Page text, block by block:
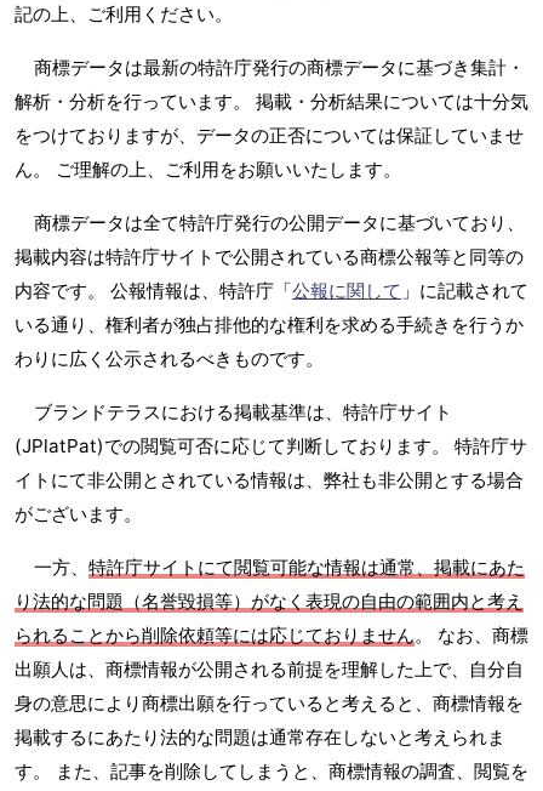
記の上、ご利用ください。
商標データは最新の特許庁発行の商標データに基づき集計・
解析・分析を行っています。 掲載・分析結果については十分気
をつけておりますが、データの正否については保証していませ
ん。 ご理解の上、ご利用をお願いいたします。
商標データは全て特許庁発行の公開データに基づいており、
掲載内容は特許庁サイトで公開されている商標公報等と同等の
内容です。 公報情報は、特許庁「公報に関して 」に記載されて
いる通り、権利者が独占排他的な権利を求める手続きを行うか
わりに広く公示されるべきものです。
ブランドテラスにおける掲載基準は、特許庁サイト
(JPlatPat)での閲覧可否に応じて判断しております。 特許庁サ
イトにて非公開とされている情報は、弊社も非公開とする場合
がございます。
一方、 特許庁サイトにて閲覧可能な情報は通常、掲載にあた
り法的な問題（名誉毀損等）がなく表現の自由の範囲内と考え
られることから削除依頼等には応じておりません。 なお、商標
出願人は、商標情報が公開される前提を理解した上で、自分自
身の意思により商標出願を行っていると考えると、商標情報を
掲載するにあたり法的な問題は通常存在しないと考えられま
す。 また、記事を削除してしまうと、商標情報の調査、閲覧を